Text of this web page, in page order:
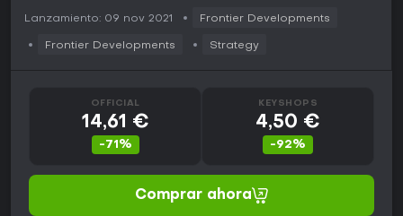
Lanzamiento: 09 nov 2021 Frontier Developments
Frontier Developments Strategy
OFFICIAL
14,61 €
-71%
KEYSHOPS
4,50 €
-92%
Comprar ahora